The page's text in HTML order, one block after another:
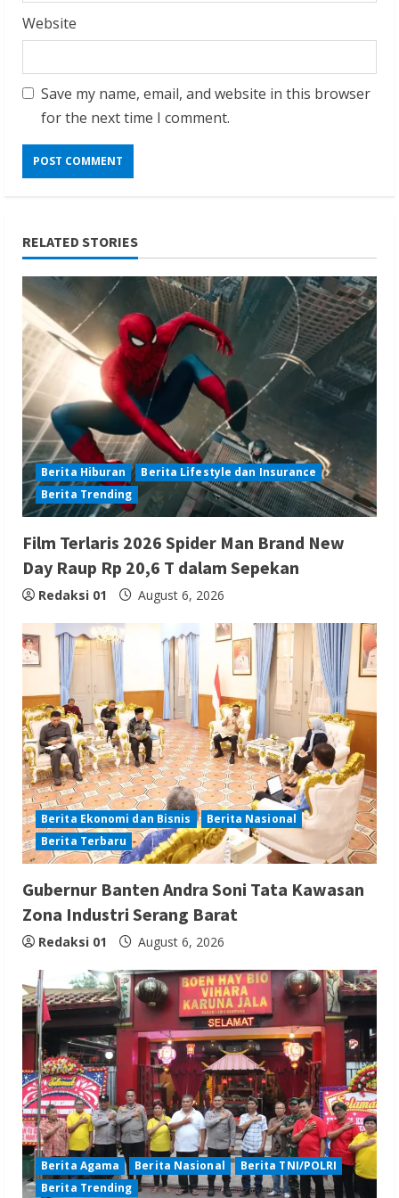
Website
Save my name, email, and website in this browser
for the next time I comment.
RELATED STORIES
Berita Hiburan
Berita Lifestyle dan Insurance
Berita Trending
Film Terlaris 2026 Spider Man Brand New
Day Raup Rp 20,6 T dalam Sepekan
Redaksi 01 August 6, 2026
Berita Ekonomi dan Bisnis
Berita Nasional
Berita Terbaru
Gubernur Banten Andra Soni Tata Kawasan
Zona Industri Serang Barat
Redaksi 01 August 6, 2026
Berita Agama Berita Nasional
Berita TNI/POLRI
Berita Trending